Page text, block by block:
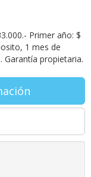
Primer año: $
1 mes de
Garantía propietaria.